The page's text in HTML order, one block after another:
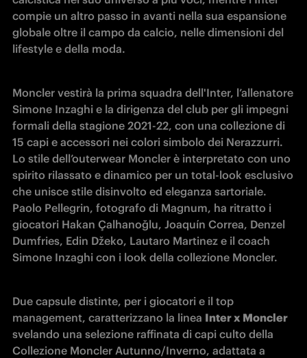
compie un altro passo in avanti nella sua espansione
globale oltre il campo da calcio, nelle dimensioni del
lifestyle e della moda.
Moncler vestirà la prima squadra dell'Inter, l’allenatore
Simone Inzaghi e la dirigenza del club per gli impegni
formali della stagione 2021-22, con una collezione di
15 capi e accessori nei colori simbolo dei Nerazzurri.
Lo stile dell’outerwear Moncler è interpretato con uno
spirito rilassato e dinamico per un total-look esclusivo
che unisce stile disinvolto ed eleganza sartoriale.
Paolo Pellegrin, fotografo di Magnum, ha ritratto i
giocatori Hakan Çalhanoğlu, Joaquín Correa, Denzel
Dumfries, Edin Džeko, Lautaro Martinez e il coach
Simone Inzaghi con i look della collezione Moncler.
Due capsule distinte, per i giocatori e il top
management, caratterizzano la linea Inter x Moncler
svelando una selezione raffinata di capi culto della
Collezione Moncler Autunno/Inverno, adattata a